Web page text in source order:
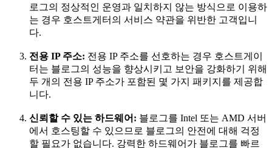
로그의 정상적인 운영과 일치하지 않는 방식으로 이용하
는 경우 호스트게터의 서비스 약관을 위반한 고객입니
다.
전용 IP 주소: 전용 IP 주소를 선호하는 경우 호스트게이
터는 블로그의 성능을 향상시키고 보안을 강화하기 위해
두 개의 전용 IP 주소가 포함된 몇 가지 패키지를 제공합
니다.
신뢰할 수 있는 하드웨어: 블로그를 Intel 또는 AMD 서버
에서 호스팅할 수 있으므로 블로그의 안전에 대해 걱정
할 필요가 없습니다. 강력한 하드웨어가 블로그를 빠르